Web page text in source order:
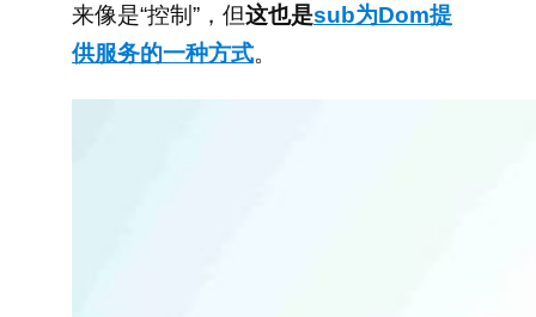
来像是“控制”，但这也是sub为Dom提
供服务的一种方式。